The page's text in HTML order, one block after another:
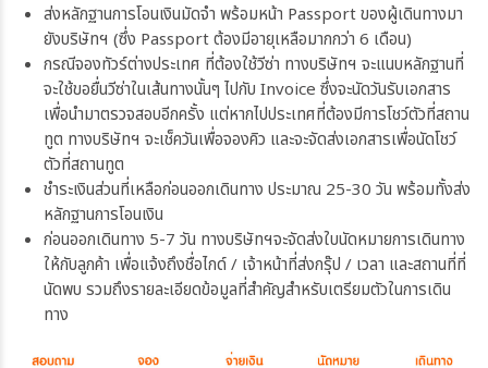
ส่งหลักฐานการโอนเงินมัดจำ พร้อมหน้า Passport ของผู้เดินทางมา
ยังบริษัทฯ (ซึ่ง Passport ต้องมีอายุเหลือมากกว่า 6 เดือน)
กรณีจองทัวร์ต่างประเทศ ที่ต้องใช้วีซ่า ทางบริษัทฯ จะแนบหลักฐานที่
จะใช้ขอยื่นวีซ่าในเส้นทางนั้นๆ ไปกับ Invoice ซึ่งจะนัดวันรับเอกสาร
เพื่อนำมาตรวจสอบอีกครั้ง แต่หากไปประเทศที่ต้องมีการโชว์ตัวที่สถาน
ทูต ทางบริษัทฯ จะเช็ควันเพื่อจองคิว และจะจัดส่งเอกสารเพื่อนัดโชว์
ตัวที่สถานทูต
ชำระเงินส่วนที่เหลือก่อนออกเดินทาง ประมาณ 25-30 วัน พร้อมทั้งส่ง
หลักฐานการโอนเงิน
ก่อนออกเดินทาง 5-7 วัน ทางบริษัทฯจะจัดส่งใบนัดหมายการเดินทาง
ให้กับลูกค้า เพื่อแจ้งถึงชื่อไกด์ / เจ้าหน้าที่ส่งกรุ๊ป / เวลา และสถานที่ที่
นัดพบ รวมถึงรายละเอียดข้อมูลที่สำคัญสำหรับเตรียมตัวในการเดิน
ทาง